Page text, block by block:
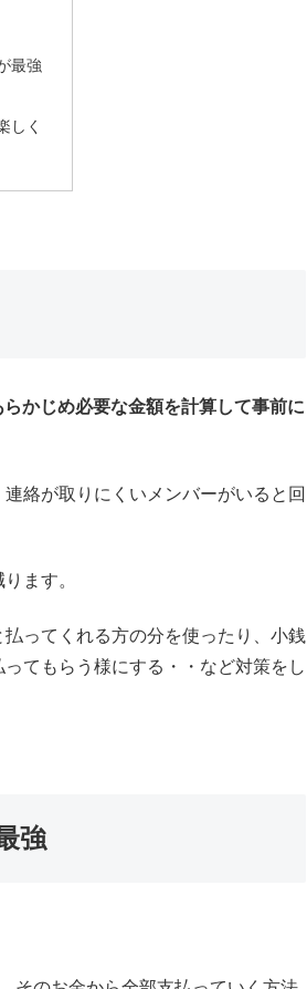
！参考になれば嬉しいです。
しく
らかじめ必要な金額を計算して事前に
絡が取りにくいメンバーがいると回